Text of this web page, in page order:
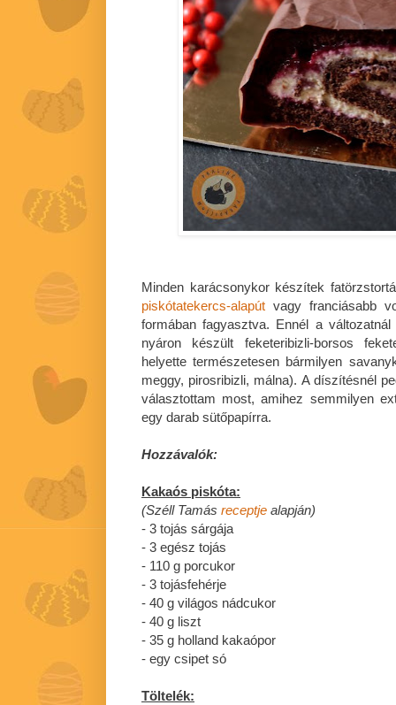
Minden karácsonykor készítek
piskótatekercs-alapút vagy franciásabb
formában fagyasztva. Ennél a
nyáron készült feketeribizli-borsos
helyette természetesen bármilyen
meggy, pirosribizli, málna). A díszítésnél
választottam most, amihez semmilyen
egy darab sütőpapírra.
Hozzávalók:
Kakaós piskóta:
(Széll Tamás receptje alapján)
- 3 tojás sárgája
- 3 egész tojás
- 110 g porcukor
- 3 tojásfehérje
- 40 g világos nádcukor
- 40 g liszt
- 35 g holland kakaópor
- egy csipet só
Töltelék: